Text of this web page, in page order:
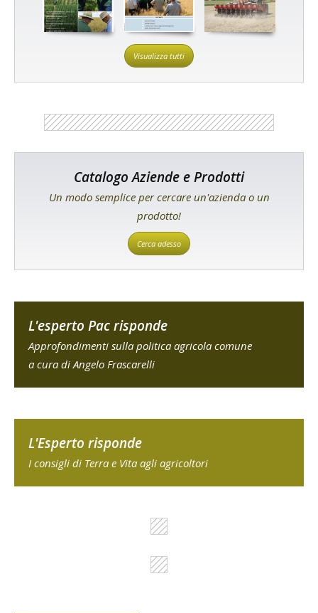
Visualizza tutti
Catalogo Aziende e Prodotti
Un modo semplice per cercare un'azienda o un
prodotto!
Cerca adesso
L'esperto Pac risponde
Approfondimenti sulla politica agricola comune
a cura di Angelo Frascarelli
L'Esperto risponde
I consigli di Terra e Vita agli agricoltori